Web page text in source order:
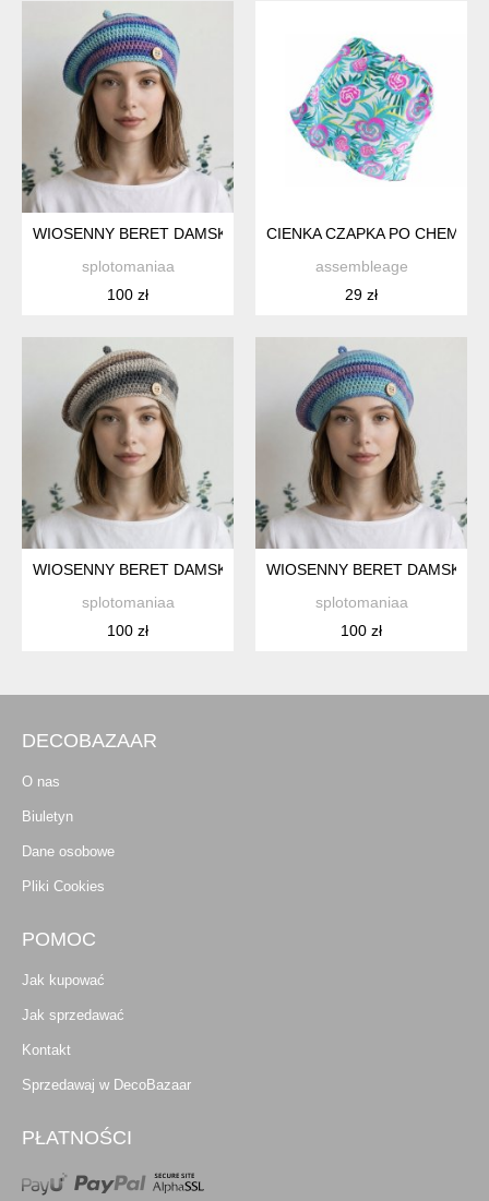
WIOSENNY BERET DAMSKI Z ANTENKĄ RĘCZNIE ROBIONY
splotomaniaa
100 zł
CIENKA CZAPKA PO
assembleage
29 zł
WIOSENNY BERET DAMSKI Z ANTENKĄ RĘCZNIE ROBIONY
splotomaniaa
100 zł
WIOSENNY BERET DAMSKI Z
splotomaniaa
100 zł
DECOBAZAAR
O nas
Biuletyn
Dane osobowe
Pliki Cookies
POMOC
Jak kupować
Jak sprzedawać
Kontakt
Sprzedawaj w DecoBazaar
PŁATNOŚCI